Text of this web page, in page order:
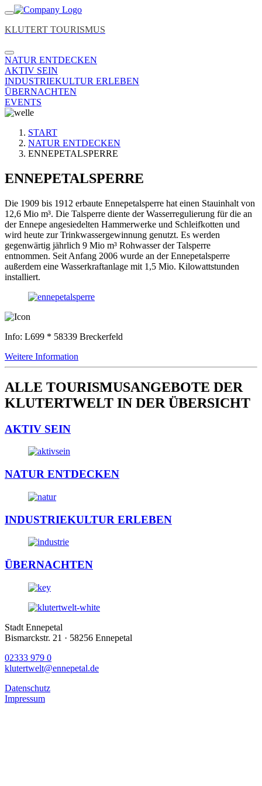
KLUTERT TOURISMUS
NATUR ENTDECKEN
AKTIV SEIN
INDUSTRIEKULTUR ERLEBEN
ÜBERNACHTEN
EVENTS
START
NATUR ENTDECKEN
ENNEPETALSPERRE
ENNEPETALSPERRE
Die 1909 bis 1912 erbaute Ennepetalsperre hat einen Stauinhalt von
12,6 Mio m³. Die Talsperre diente der Wasserregulierung für die an
der Ennepe angesiedelten Hammerwerke und Schleifkotten und
wird heute zur Trinkwassergewinnung genutzt. Es werden
gegenwärtig jährlich 9 Mio m³ Rohwasser der Talsperre
entnommen. Seit Anfang 2006 wurde an der Ennepetalsperre
außerdem eine Wasserkraftanlage mit 1,5 Mio. Kilowattstunden
installiert.
Info: L699 * 58339 Breckerfeld
Weitere Information
ALLE TOURISMUSANGEBOTE DER
KLUTERTWELT IN DER ÜBERSICHT
AKTIV SEIN
NATUR ENTDECKEN
INDUSTRIEKULTUR ERLEBEN
ÜBERNACHTEN
Stadt Ennepetal
Bismarckstr. 21 · 58256 Ennepetal
02333 979 0
klutertwelt@ennepetal.de
Datenschutz
Impressum